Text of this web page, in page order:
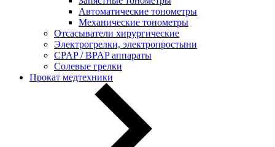
Автоматические тонометры
Механические тонометры
Отсасыватели хирургические
Электрогрелки, электропростыни
CPAP / BPAP аппараты
Солевые грелки
Прокат медтехники